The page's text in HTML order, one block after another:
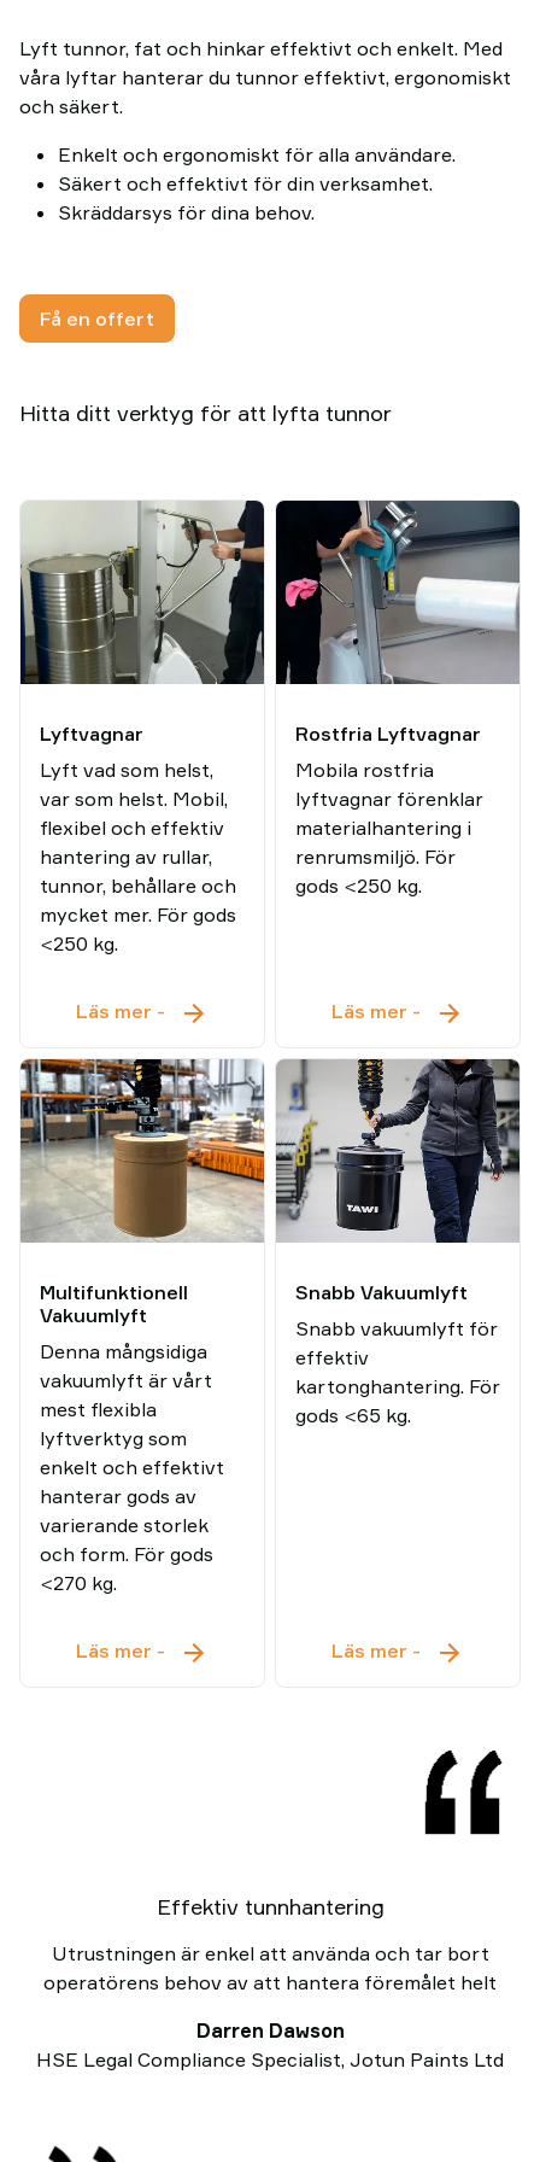
Lyft tunnor, fat och hinkar effektivt och enkelt. Med
våra lyftar hanterar du tunnor effektivt, ergonomiskt
och säkert.
Enkelt och ergonomiskt för alla användare.
Säkert och effektivt för din verksamhet.
Skräddarsys för dina behov.
Få en offert
Hitta ditt verktyg för att lyfta tunnor
Lyftvagnar
Lyft vad som helst,
var som helst. Mobil,
flexibel och effektiv
hantering av rullar,
tunnor, behållare och
mycket mer. För gods
<250 kg.
Läs mer - Lyftvagnar
Rostfria Lyftvagnar
Mobila rostfria
lyftvagnar förenklar
materialhantering i
renrumsmiljö. För
gods <250 kg.
Läs mer -
Rostfria
Multifunktionell
Vakuumlyft
Denna mångsidiga
vakuumlyft är vårt
mest flexibla
lyftverktyg som
enkelt och effektivt
hanterar gods av
varierande storlek
och form. För gods
<270 kg.
Läs mer -
Multifunktionell
Snabb Vakuumlyft
Snabb vakuumlyft för
effektiv
kartonghantering. För
gods <65 kg.
Läs mer -
Snabb
Effektiv tunnhantering
Utrustningen är enkel att använda och tar bort
operatörens behov av att hantera föremålet helt
Darren Dawson
HSE Legal Compliance Specialist, Jotun Paints Ltd